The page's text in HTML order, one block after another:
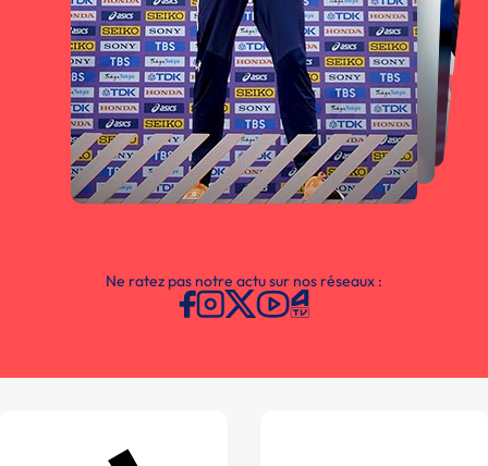
Ne ratez pas notre actu sur nos réseaux :